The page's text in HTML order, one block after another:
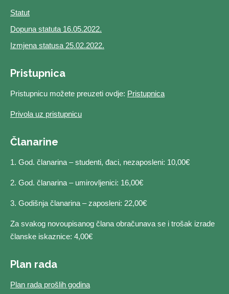
Statut
Dopuna statuta 16.05.2022.
Izmjena statusa 25.02.2022.
Pristupnica
Pristupnicu možete preuzeti ovdje: Pristupnica
Privola uz pristupnicu
Članarine
1. God. članarina – studenti, đaci, nezaposleni: 10,00€
2. God. članarina – umirovljenici: 16,00€
3. Godišnja članarina – zaposleni: 22,00€
Za svakog novoupisanog člana obračunava se i trošak izrade
članske iskaznice: 4,00€
Plan rada
Plan rada prošlih godina